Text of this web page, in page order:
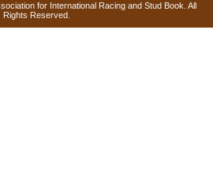
for International Racing and Stud Book. All
Rights Reserved.